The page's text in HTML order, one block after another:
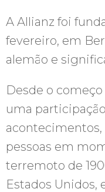
A Allianz foi
fevereiro, em
alemão e
Desde o
uma
acontecimentos,
pessoas em
terremoto de
Estados Unidos,